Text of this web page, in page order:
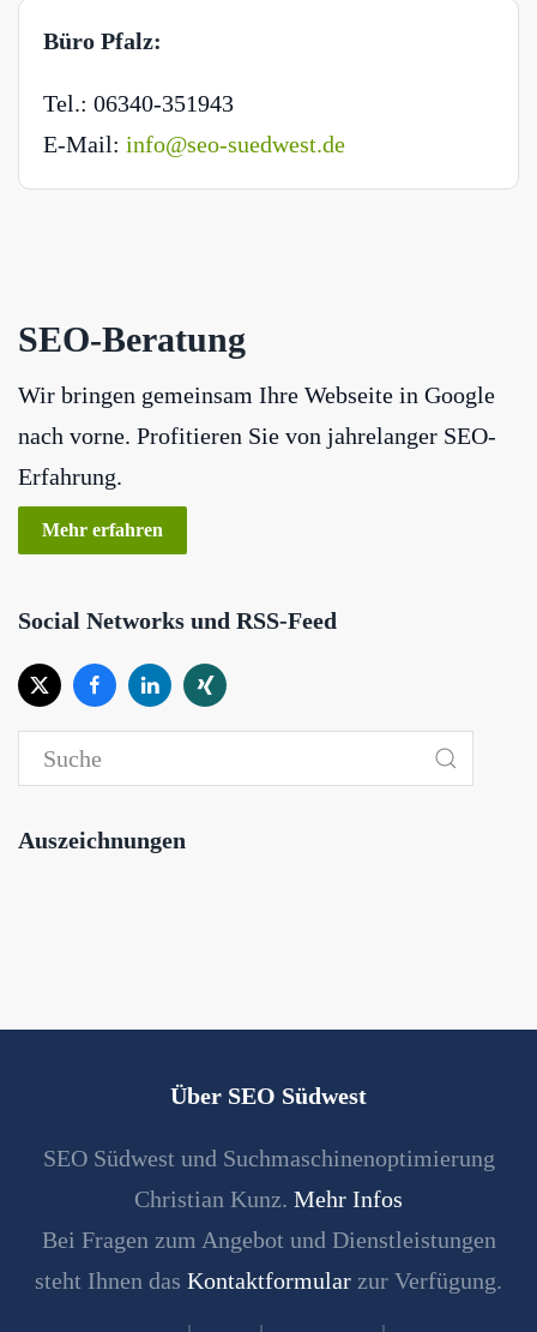
Büro Pfalz:
Tel.: 06340-351943
E-Mail: info@seo-suedwest.de
SEO-Beratung
Wir bringen gemeinsam Ihre Webseite in Google
nach vorne. Profitieren Sie von jahrelanger SEO-
Erfahrung.
Mehr erfahren
Social Networks und RSS-Feed
Auszeichnungen
Über SEO Südwest
SEO Südwest und Suchmaschinenoptimierung
Christian Kunz. Mehr Infos
Bei Fragen zum Angebot und Dienstleistungen
steht Ihnen das Kontaktformular zur Verfügung.